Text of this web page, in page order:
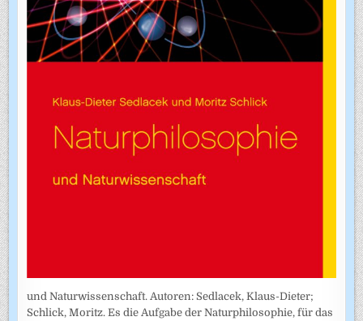
und Naturwissenschaft. Autoren: Sedlacek, Klaus-Dieter;
Schlick, Moritz. Es die Aufgabe der Naturphilosophie, für das